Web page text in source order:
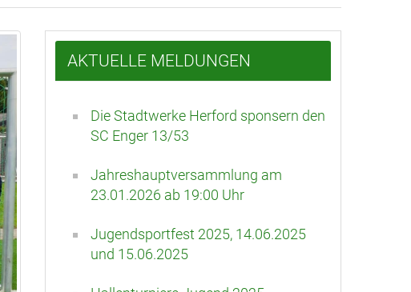
AKTUELLE MELDUNGEN
Die Stadtwerke Herford sponsern den
SC Enger 13/53
Jahreshauptversammlung am
23.01.2026 ab 19:00 Uhr
Jugendsportfest 2025, 14.06.2025
und 15.06.2025